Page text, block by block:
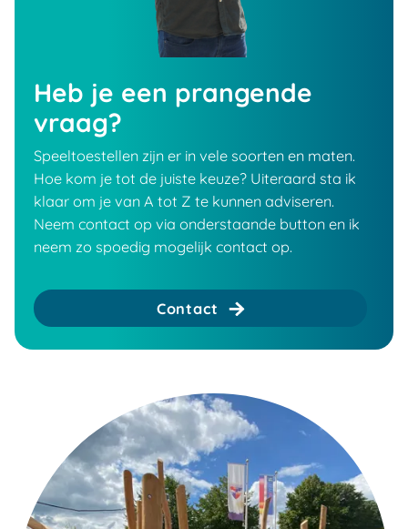
Heb je een prangende
vraag?
Speeltoestellen zijn er in vele soorten en maten.
Hoe kom je tot de juiste keuze? Uiteraard sta ik
klaar om je van A tot Z te kunnen adviseren.
Neem contact op via onderstaande button en ik
neem zo spoedig mogelijk contact op.
Contact